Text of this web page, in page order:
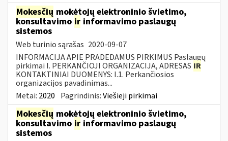
Mokesčių mokėtojų elektroninio švietimo,
konsultavimo ir informavimo paslaugų
sistemos
Web turinio sąrašas 2020-09-07
INFORMACIJA APIE PRADEDAMUS PIRKIMUS Paslaugų
pirkimai I. PERKANČIOJI ORGANIZACIJA, ADRESAS IR
KONTAKTINIAI DUOMENYS: I.1. Perkančiosios
organizacijos pavadinimas...
Metai: 2020 Pagrindinis:Viešieji pirkimai
Mokesčių mokėtojų elektroninio švietimo,
konsultavimo ir informavimo paslaugų
sistemos